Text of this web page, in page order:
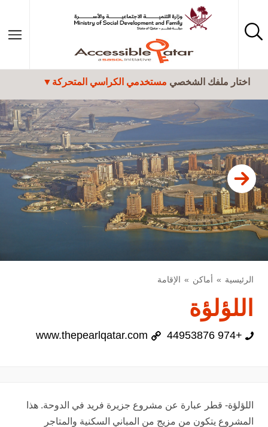
تجاوز إلى المحتوى الرئيسي
اختار ملفك الشخصي مستخدمي الكراسي المتحركة
الرئيسية أماكن الإقامة
اللؤلؤة
+974 44953876
www.thepearlqatar.com
اللؤلؤة- قطر عبارة عن مشروع جزيرة فريد في الدوحة. هذا
المشروع يتكون من مزيج من المباني السكنية والمتاجر